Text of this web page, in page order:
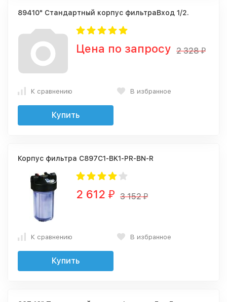
89410" Стандартный корпус фильтраВход 1/2.
Цена по запросу 2 328₽
К сравнению В избранное
Купить
Корпус фильтра C897C1-BK1-PR-BN-R
2 612 ₽ 3 152₽
К сравнению В избранное
Купить